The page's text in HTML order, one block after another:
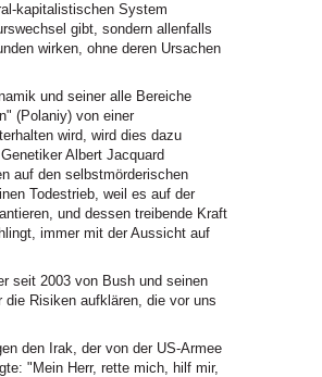
kapitalistischen System
gibt, sondern allenfalls
wirken, ohne deren Ursachen
und seiner alle Bereiche
(Polaniy) von einer
wird, wird dies dazu
Albert Jacquard
auf den selbstmörderischen
Todestrieb, weil es auf der
und dessen treibende Kraft
immer mit der Aussicht auf
seit 2003 von Bush und seinen
die Risiken aufklären, die vor uns
den Irak, der von der US-Armee
"Mein Herr, rette mich, hilf mir,